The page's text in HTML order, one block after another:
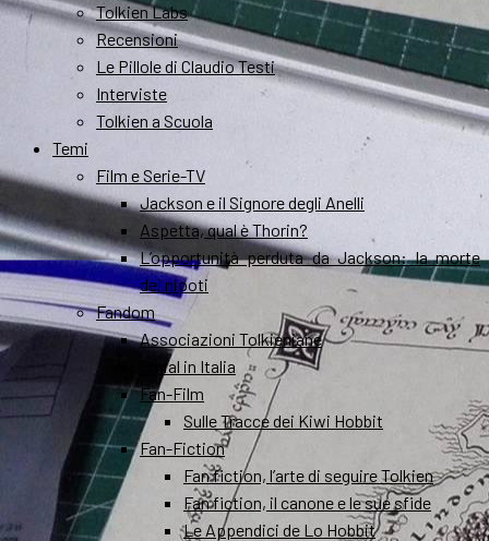
Tolkien Labs
Recensioni
Le Pillole di Claudio Testi
Interviste
Tolkien a Scuola
Temi
Film e Serie-TV
Jackson e il Signore degli Anelli
Aspetta, qual è Thorin?
L’opportunità perduta da Jackson: la morte
dei nipoti
Fandom
Associazioni Tolkieniane
Smial in Italia
Fan-Film
Sulle Tracce dei Kiwi Hobbit
Fan-Fiction
Fan fiction, l’arte di seguire Tolkien
Fan fiction, il canone e le sue sfide
Le Appendici de Lo Hobbit